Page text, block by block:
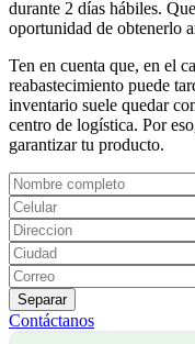
durante 2 días hábiles.
oportunidad de obtenerlo
Ten en cuenta que, en el
reabastecimiento puede
inventario suele quedar
centro de logística. Por
garantizar tu producto.
Separar
Contáctanos